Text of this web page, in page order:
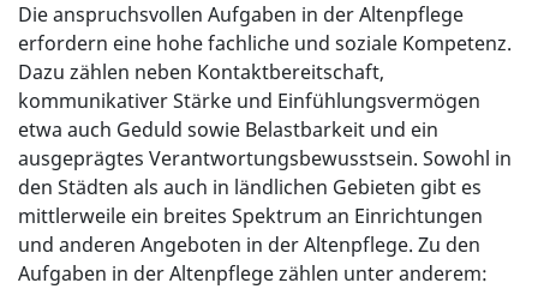
Die anspruchsvollen Aufgaben in der Altenpflege
erfordern eine hohe fachliche und soziale Kompetenz.
Dazu zählen neben Kontaktbereitschaft,
kommunikativer Stärke und Einfühlungsvermögen
etwa auch Geduld sowie Belastbarkeit und ein
ausgeprägtes Verantwortungsbewusstsein. Sowohl in
den Städten als auch in ländlichen Gebieten gibt es
mittlerweile ein breites Spektrum an Einrichtungen
und anderen Angeboten in der Altenpflege. Zu den
Aufgaben in der Altenpflege zählen unter anderem: